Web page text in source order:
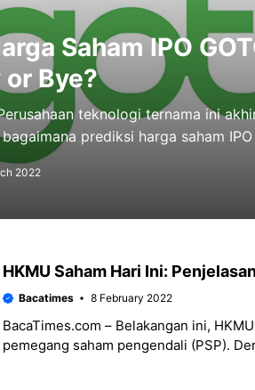
Saham IPO
or Bye?
teknologi ternama ini
prediksi harga saham IPO
2022
HKMU Saham Hari Ini:
Bacatimes 8 February 2022
BacaTimes.com – Belakangan ini,
pemegang saham pengendali (PSP).